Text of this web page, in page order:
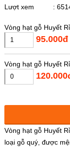
Lượt xem
:
Vòng hạt gỗ Huyết
95.000đ
Vòng hạt gỗ Huyết
Vòng hạt gỗ Huyết
loại gỗ quý, được